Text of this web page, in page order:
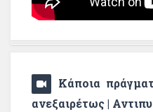
Κάποια
ανεξαιρέτως |